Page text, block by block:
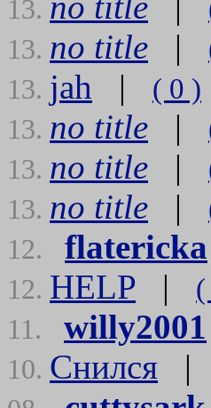
13.
13. no title |
13. jah | ( 0 )
13. no title |
13. no title |
13. no title |
12. flatericka
12. HELP |
11. willy2001
10. Снился |